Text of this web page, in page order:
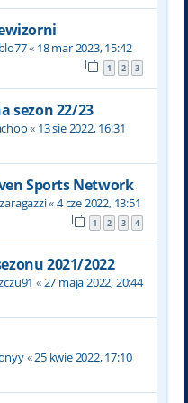
« 18 mar 2023, 15:42
1 2 3
sezon 22/23
« 13 sie 2022, 16:31
Sports Network
«4 cze 2022, 13:51
1 2 3 4
2021/2022
«27 maja 2022, 20:44
«25 kwie 2022, 17:10